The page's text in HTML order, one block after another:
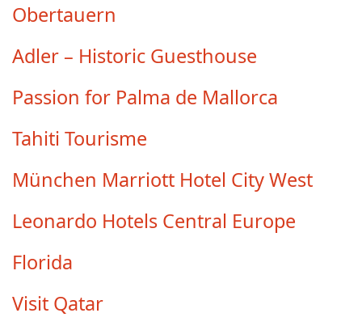
Obertauern
Adler – Historic Guesthouse
Passion for Palma de Mallorca
Tahiti Tourisme
München Marriott Hotel City West
Leonardo Hotels Central Europe
Florida
Visit Qatar